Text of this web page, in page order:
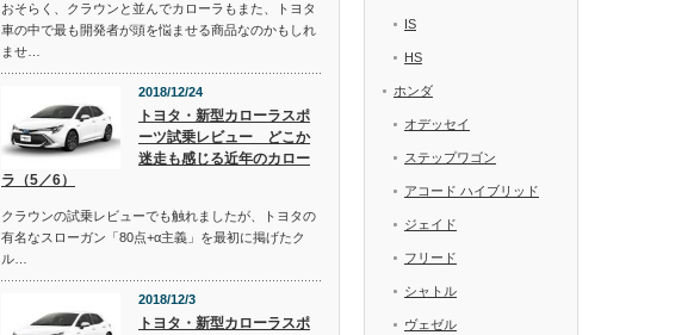
おそらく、クラウンと並んでカローラもまた、トヨタ
車の中で最も開発者が頭を悩ませる商品なのかもしれ
ませ…
2018/12/24
トヨタ・新型カローラスポ
ーツ試乗レビュー どこか
迷走も感じる近年のカロー
ラ（5／6）
クラウンの試乗レビューでも触れましたが、トヨタの
有名なスローガン「80点+α主義」を最初に掲げたク
ル…
2018/12/3
トヨタ・新型カローラスポ
IS
HS
ホンダ
オデッセイ
ステップワゴン
アコード ハイブリッド
ジェイド
フリード
シャトル
ヴェゼル